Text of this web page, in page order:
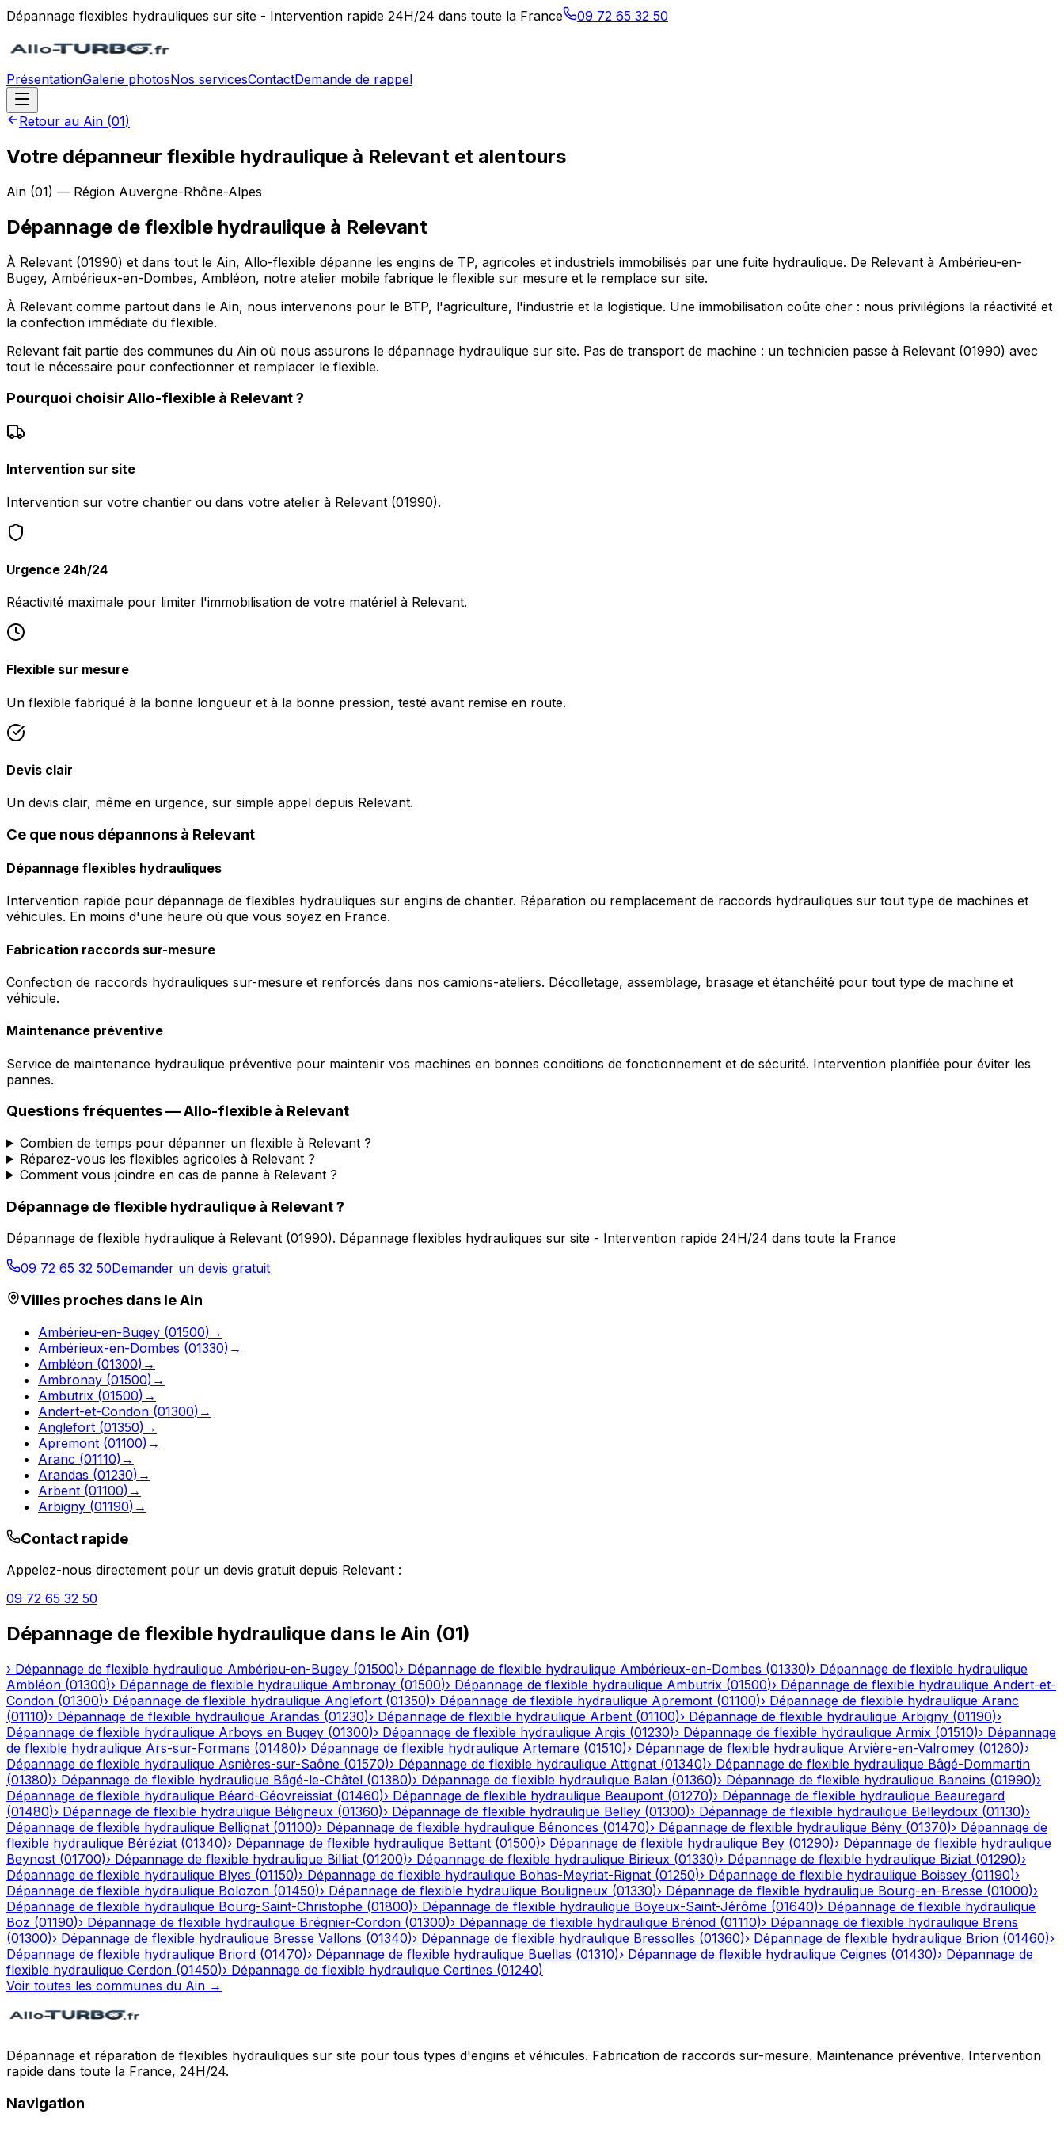
Dépannage flexibles hydrauliques sur site - Intervention rapide 24H/24 dans toute la France 09 72 65 32 50
PrésentationGalerie photosNos servicesContactDemande de rappel
Retour au Ain (01)
Votre dépanneur flexible hydraulique à Relevant et alentours
Ain (01) — Région Auvergne-Rhône-Alpes
Dépannage de flexible hydraulique à Relevant
À Relevant (01990) et dans tout le Ain, Allo-flexible dépanne les engins de TP, agricoles et industriels immobilisés par une fuite hydraulique. De Relevant à Ambérieu-en-
Bugey, Ambérieux-en-Dombes, Ambléon, notre atelier mobile fabrique le flexible sur mesure et le remplace sur site.
À Relevant comme partout dans le Ain, nous intervenons pour le BTP, l'agriculture, l'industrie et la logistique. Une immobilisation coûte cher : nous privilégions la réactivité et
la confection immédiate du flexible.
Relevant fait partie des communes du Ain où nous assurons le dépannage hydraulique sur site. Pas de transport de machine : un technicien passe à Relevant (01990) avec
tout le nécessaire pour confectionner et remplacer le flexible.
Pourquoi choisir Allo-flexible à Relevant?
Intervention sur site
Intervention sur votre chantier ou dans votre atelier à Relevant (01990).
Urgence 24h/24
Réactivité maximale pour limiter l'immobilisation de votre matériel à Relevant.
Flexible sur mesure
Un flexible fabriqué à la bonne longueur et à la bonne pression, testé avant remise en route.
Devis clair
Un devis clair, même en urgence, sur simple appel depuis Relevant.
Ce que nous dépannons à Relevant
Dépannage flexibles hydrauliques
Intervention rapide pour dépannage de flexibles hydrauliques sur engins de chantier. Réparation ou remplacement de raccords hydrauliques sur tout type de machines et
véhicules. En moins d'une heure où que vous soyez en France.
Fabrication raccords sur-mesure
Confection de raccords hydrauliques sur-mesure et renforcés dans nos camions-ateliers. Décolletage, assemblage, brasage et étanchéité pour tout type de machine et
véhicule.
Maintenance préventive
Service de maintenance hydraulique préventive pour maintenir vos machines en bonnes conditions de fonctionnement et de sécurité. Intervention planifiée pour éviter les
pannes.
Questions fréquentes —Allo-flexible à Relevant
Combien de temps pour dépanner un flexible à Relevant ?
Réparez-vous les flexibles agricoles à Relevant ?
Comment vous joindre en cas de panne à Relevant ?
Dépannage de flexible hydraulique à Relevant?
Dépannage de flexible hydraulique à Relevant (01990). Dépannage flexibles hydrauliques sur site - Intervention rapide 24H/24 dans toute la France
09 72 65 32 50Demander un devis gratuit
Villes proches dans leAin
Ambérieu-en-Bugey (01500) →
Ambérieux-en-Dombes (01330) →
Ambléon (01300) →
Ambronay (01500) →
Ambutrix (01500) →
Andert-et-Condon (01300) →
Anglefort (01350) →
Apremont (01100) →
Aranc (01110) →
Arandas (01230) →
Arbent (01100) →
Arbigny (01190) →
Contact rapide
Appelez-nous directement pour un devis gratuit depuis Relevant :
09 72 65 32 50
Dépannage de flexible hydraulique dans le Ain (01)
› Dépannage de flexible hydraulique Ambérieu-en-Bugey (01500)› Dépannage de flexible hydraulique Ambérieux-en-Dombes (01330)› Dépannage de flexible hydraulique
Ambléon (01300)› Dépannage de flexible hydraulique Ambronay (01500)› Dépannage de flexible hydraulique Ambutrix (01500)› Dépannage de flexible hydraulique Andert-et-
Condon (01300)› Dépannage de flexible hydraulique Anglefort (01350)› Dépannage de flexible hydraulique Apremont (01100)› Dépannage de flexible hydraulique Aranc
(01110)› Dépannage de flexible hydraulique Arandas (01230)› Dépannage de flexible hydraulique Arbent (01100)› Dépannage de flexible hydraulique Arbigny (01190)›
Dépannage de flexible hydraulique Arboys en Bugey (01300)› Dépannage de flexible hydraulique Argis (01230)› Dépannage de flexible hydraulique Armix (01510)› Dépannage
de flexible hydraulique Ars-sur-Formans (01480)› Dépannage de flexible hydraulique Artemare (01510)› Dépannage de flexible hydraulique Arvière-en-Valromey (01260)›
Dépannage de flexible hydraulique Asnières-sur-Saône (01570)› Dépannage de flexible hydraulique Attignat (01340)› Dépannage de flexible hydraulique Bâgé-Dommartin
(01380)› Dépannage de flexible hydraulique Bâgé-le-Châtel (01380)› Dépannage de flexible hydraulique Balan (01360)› Dépannage de flexible hydraulique Baneins (01990)›
Dépannage de flexible hydraulique Béard-Géovreissiat (01460)› Dépannage de flexible hydraulique Beaupont (01270)› Dépannage de flexible hydraulique Beauregard
(01480)› Dépannage de flexible hydraulique Béligneux (01360)› Dépannage de flexible hydraulique Belley (01300)› Dépannage de flexible hydraulique Belleydoux (01130)›
Dépannage de flexible hydraulique Bellignat (01100)› Dépannage de flexible hydraulique Bénonces (01470)› Dépannage de flexible hydraulique Bény (01370)› Dépannage de
flexible hydraulique Béréziat (01340)› Dépannage de flexible hydraulique Bettant (01500)› Dépannage de flexible hydraulique Bey (01290)› Dépannage de flexible hydraulique
Beynost (01700)› Dépannage de flexible hydraulique Billiat (01200)› Dépannage de flexible hydraulique Birieux (01330)› Dépannage de flexible hydraulique Biziat (01290)›
Dépannage de flexible hydraulique Blyes (01150)› Dépannage de flexible hydraulique Bohas-Meyriat-Rignat (01250)› Dépannage de flexible hydraulique Boissey (01190)›
Dépannage de flexible hydraulique Bolozon (01450)› Dépannage de flexible hydraulique Bouligneux (01330)› Dépannage de flexible hydraulique Bourg-en-Bresse (01000)›
Dépannage de flexible hydraulique Bourg-Saint-Christophe (01800)› Dépannage de flexible hydraulique Boyeux-Saint-Jérôme (01640)› Dépannage de flexible hydraulique
Boz (01190)› Dépannage de flexible hydraulique Brégnier-Cordon (01300)› Dépannage de flexible hydraulique Brénod (01110)› Dépannage de flexible hydraulique Brens
(01300)› Dépannage de flexible hydraulique Bresse Vallons (01340)› Dépannage de flexible hydraulique Bressolles (01360)› Dépannage de flexible hydraulique Brion (01460)›
Dépannage de flexible hydraulique Briord (01470)› Dépannage de flexible hydraulique Buellas (01310)› Dépannage de flexible hydraulique Ceignes (01430)› Dépannage de
flexible hydraulique Cerdon (01450)› Dépannage de flexible hydraulique Certines (01240)
Voir toutes les communes du Ain →
Dépannage et réparation de flexibles hydrauliques sur site pour tous types d'engins et véhicules. Fabrication de raccords sur-mesure. Maintenance préventive. Intervention
rapide dans toute la France, 24H/24.
Navigation